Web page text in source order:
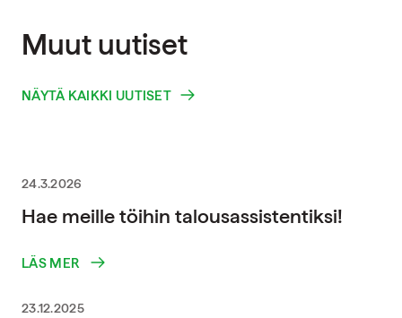
Muut uutiset
NÄYTÄ KAIKKI UUTISET
24.3.2026
Hae meille töihin talousassistentiksi!
LÄS MER
23.12.2025